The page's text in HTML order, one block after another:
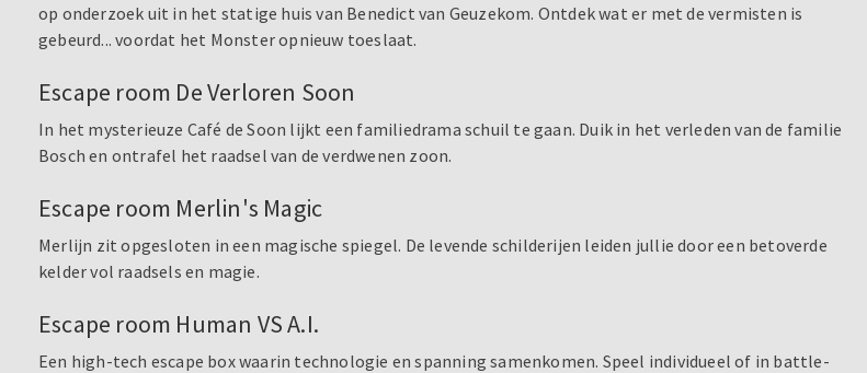
op onderzoek uit in het statige huis van Benedict van Geuzekom. Ontdek wat er met de vermisten is
gebeurd... voordat het Monster opnieuw toeslaat.
Escape room De Verloren Soon
In het mysterieuze Café de Soon lijkt een familiedrama schuil te gaan. Duik in het verleden van de familie
Bosch en ontrafel het raadsel van de verdwenen zoon.
Escape room Merlin's Magic
Merlijn zit opgesloten in een magische spiegel. De levende schilderijen leiden jullie door een betoverde
kelder vol raadsels en magie.
Escape room Human VS A.I.
Een high-tech escape box waarin technologie en spanning samenkomen. Speel individueel of in battle-